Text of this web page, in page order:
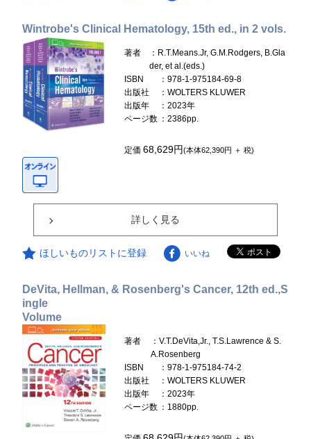
Wintrobe's Clinical Hematology, 15th ed., in 2 vols.
著者
：R.T.Means.Jr, G.M.Rodgers, B.Gla
der, et al.(eds.)
ISBN
：978-1-975184-69-8
出版社
：WOLTERS KLUWER
出版年
：2023年
ページ数 ：2386pp.
定価68,629円(本体62,390円 ＋ 税)
詳しく見る
ほしいものリストに登録 いいね
DeVita, Hellman, & Rosenberg's Cancer, 12th ed.,S
ingle
Volume
著者
：V.T.DeVita,Jr., T.S.Lawrence & S.
A.Rosenberg
ISBN
：978-1-975184-74-2
出版社
：WOLTERS KLUWER
出版年
：2023年
ページ数 ：1880pp.